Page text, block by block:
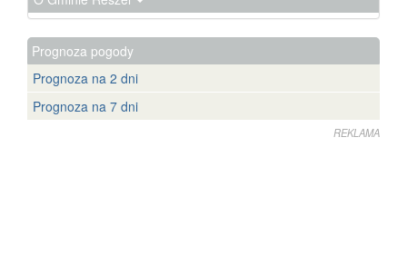
Prognoza pogody
Prognoza na 2 dni
Prognoza na 7 dni
REKLAMA